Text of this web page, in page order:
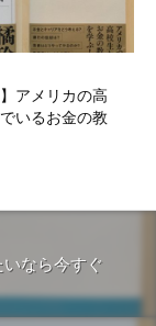
】アメリカの高
いるお金の教
なら今すぐ